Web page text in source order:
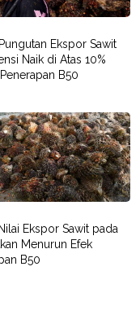
Pungutan Ekspor Sawit
Naik di Atas 10%
B50
Ekspor Sawit pada
Menurun Efek
B50